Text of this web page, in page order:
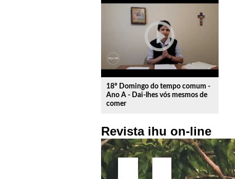
play_circle_outline
18º Domingo do tempo comum -
Ano A - Dai-lhes vós mesmos de
comer
Revista ihu on-line